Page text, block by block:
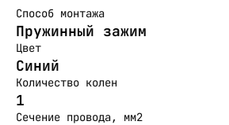
Способ монтажа
Пружинный зажим
Цвет
Синий
Количество колен
1
Сечение провода, мм2